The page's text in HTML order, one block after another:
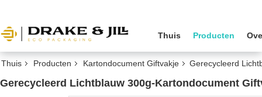
Thuis Producten
Thuis Producten Kartondocument Giftvakje Gerecycleerd
Gerecycleerd Lichtblauw 300g-Kartondocument